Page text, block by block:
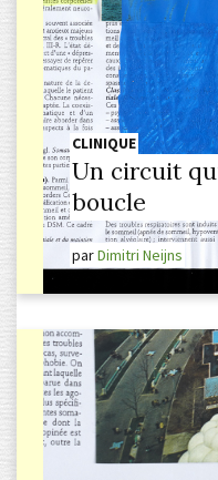
CLINIQUE
Un circuit
boucle
parDimitri Neijns